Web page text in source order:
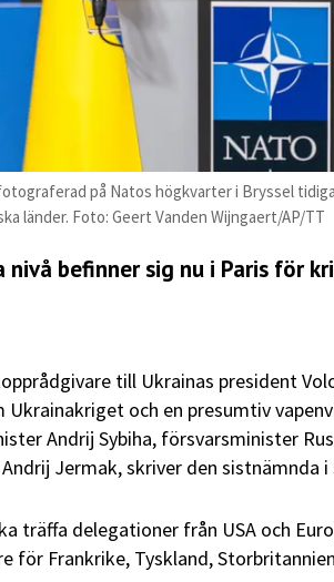
på Natos högkvarter i Bryssel
länder. Foto: Geert Vanden Wijngaert/AP/TT
befinner sig nu i Paris för
till Ukrainas president
Ukrainakriget och en presumtiv
Andrij Sybiha, försvarsminister
Jermak, skriver den sistnämnda i
träffa delegationer från USA och
för Frankrike, Tyskland,